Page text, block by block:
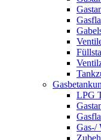
LPG
Gas-/